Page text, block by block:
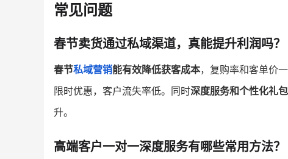
常见问题
春节卖货通过私域渠道，真能提升利润吗？
春节私域营销能有效降低获客成本，复购率和客单价
限时优惠，客户流失率低。同时深度服务和个性化礼
升。
高端客户一对一深度服务有哪些常用方法？